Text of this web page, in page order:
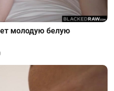
молодую белую